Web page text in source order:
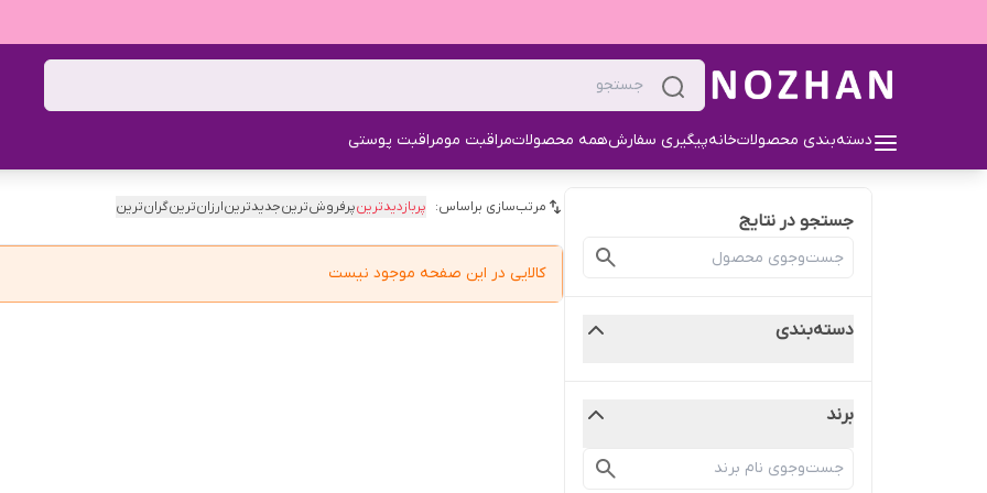
دسته‌بندی محصولاتخانهپیگیری سفارشهمه محصولاتمراقبت مومراقبت پوستی
جستجو در نتایج
دسته‌بندی
برند
مرتب‌سازی براساس: پربازدیدترینپرفروش‌ترینجدیدترینارزان‌ترینگران‌ترین
کالایی در این صفحه موجود نیست